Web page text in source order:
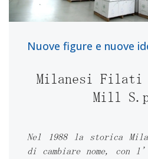
Milanesi Filati
Mill
Nuove figure e nuove
Nel 1988 la storica
di cambiare nome, con